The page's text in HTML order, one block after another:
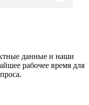
данные и наши
рабочее время для